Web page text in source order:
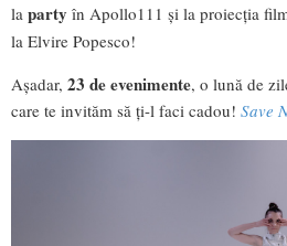
la party în Apollo111 și la proiecția
la Elvire Popesco!
Așadar, 23 de evenimente, o lună de
care te invităm să ți-l faci cadou! Save